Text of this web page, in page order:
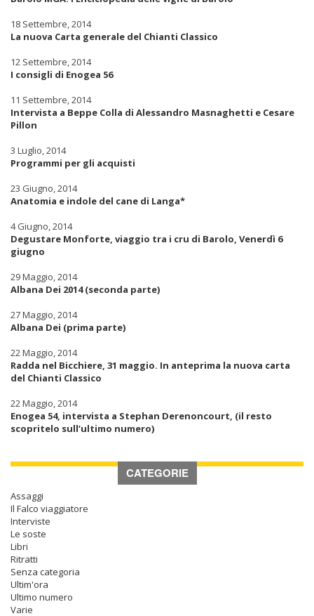
18 Settembre, 2014
La nuova Carta generale del Chianti Classico
12 Settembre, 2014
I consigli di Enogea 56
11 Settembre, 2014
Intervista a Beppe Colla di Alessandro Masnaghetti e Cesare
Pillon
3 Luglio, 2014
Programmi per gli acquisti
23 Giugno, 2014
Anatomia e indole del cane di Langa*
4 Giugno, 2014
Degustare Monforte, viaggio tra i cru di Barolo, Venerdì 6
giugno
29 Maggio, 2014
Albana Dei 2014 (seconda parte)
27 Maggio, 2014
Albana Dei (prima parte)
22 Maggio, 2014
Radda nel Bicchiere, 31 maggio. In anteprima la nuova carta
del Chianti Classico
22 Maggio, 2014
Enogea 54, intervista a Stephan Derenoncourt, (il resto
scopritelo sull’ultimo numero)
CATEGORIE
Assaggi
Il Falco viaggiatore
Interviste
Le soste
Libri
Ritratti
Senza categoria
Ultim'ora
Ultimo numero
Varie